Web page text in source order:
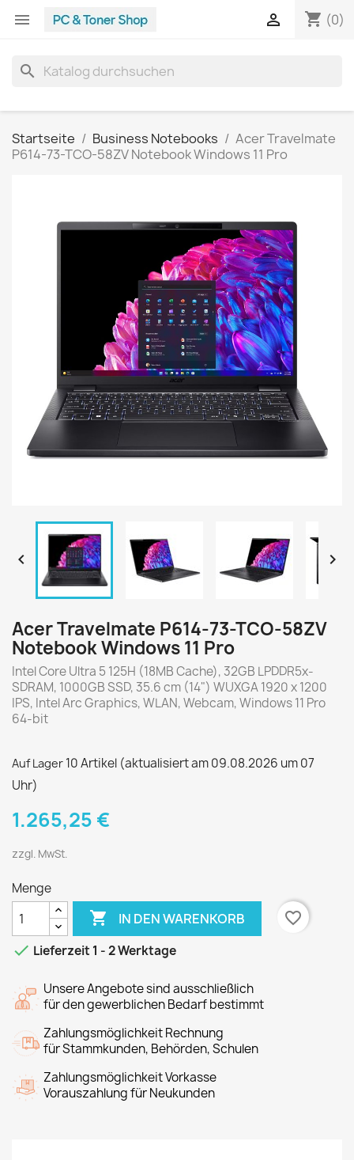
 shopping_cart (0)

search
Startseite Business Notebooks
Acer Travelmate
P614-73-TCO-58ZV Notebook Windows 11 Pro
 
Acer Travelmate P614-73-TCO-58ZV
Notebook Windows 11 Pro
Intel Core Ultra 5 125H (18MB Cache), 32GB LPDDR5x-
SDRAM, 1000GB SSD, 35.6 cm (14") WUXGA 1920 x 1200
IPS, Intel Arc Graphics, WLAN, Webcam, Windows 11 Pro
64-bit
Auf Lager 10 Artikel (aktualisiert am 09.08.2026 um 07
Uhr)
1.265,25 €
zzgl. MwSt.
Menge
 IN DEN WARENKORB
favorite_border
 Lieferzeit 1 - 2 Werktage
Unsere Angebote sind ausschließlich
für den gewerblichen Bedarf bestimmt
Zahlungsmöglichkeit Rechnung
für Stammkunden, Behörden, Schulen
Zahlungsmöglichkeit Vorkasse
Vorauszahlung für Neukunden